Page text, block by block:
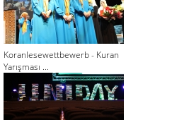
Koranlesewettbewerb - Kuran
Yarışması ...